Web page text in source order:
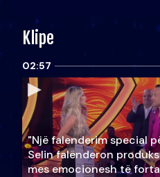
Klipe
02:57
"Një falenderim special
Selin falënderon
mes emocionesh të forta